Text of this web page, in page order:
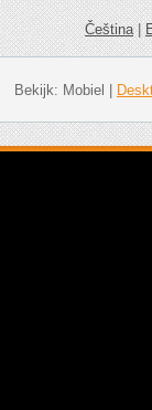
Čeština|
Bekijk: Mobiel